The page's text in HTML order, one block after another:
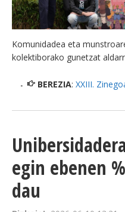
BEREZIAK
ARGAZKIAK
... AUKERA GEHIAGO
Komunidadea eta
kolektiborako gunetzat
BEREZIA: XXIII.
egin ebenen
dau